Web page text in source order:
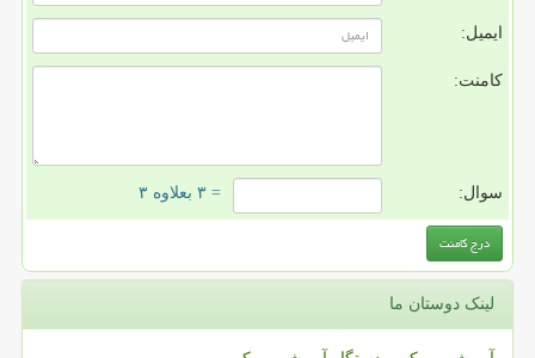
ایمیل:
کامنت:
سوال: = ۳ بعلاوه ۳
لینک دوستان ما